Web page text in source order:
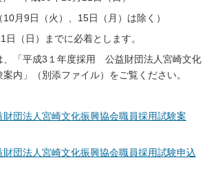
月9日（火）、15日（月）は除く）
（日）までに必着とします。
「平成3１年度採用 公益財団法人宮崎文化
内」（別添ファイル）をご覧ください。
団法人宮崎文化振興協会職員採用試験案
団法人宮崎文化振興協会職員採用試験申込